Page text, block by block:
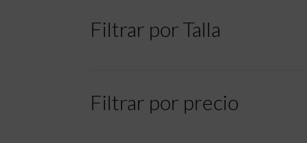
Filtrar por Talla
Filtrar por precio